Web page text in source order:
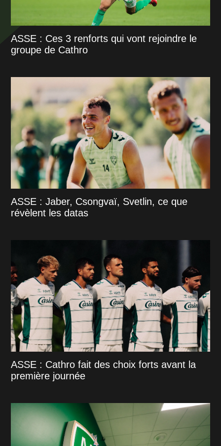
ASSE : Ces 3 renforts qui vont rejoindre le
groupe de Cathro
ASSE : Jaber, Csongvaï, Svetlin, ce que
révèlent les datas
ASSE : Cathro fait des choix forts avant la
première journée